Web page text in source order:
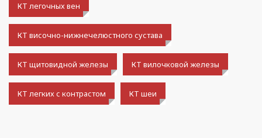
КТ легочных вен
КТ височно-нижнечелюстного сустава
КТ щитовидной железы КТ вилочковой железы
КТ легких с контрастом КТ шеи